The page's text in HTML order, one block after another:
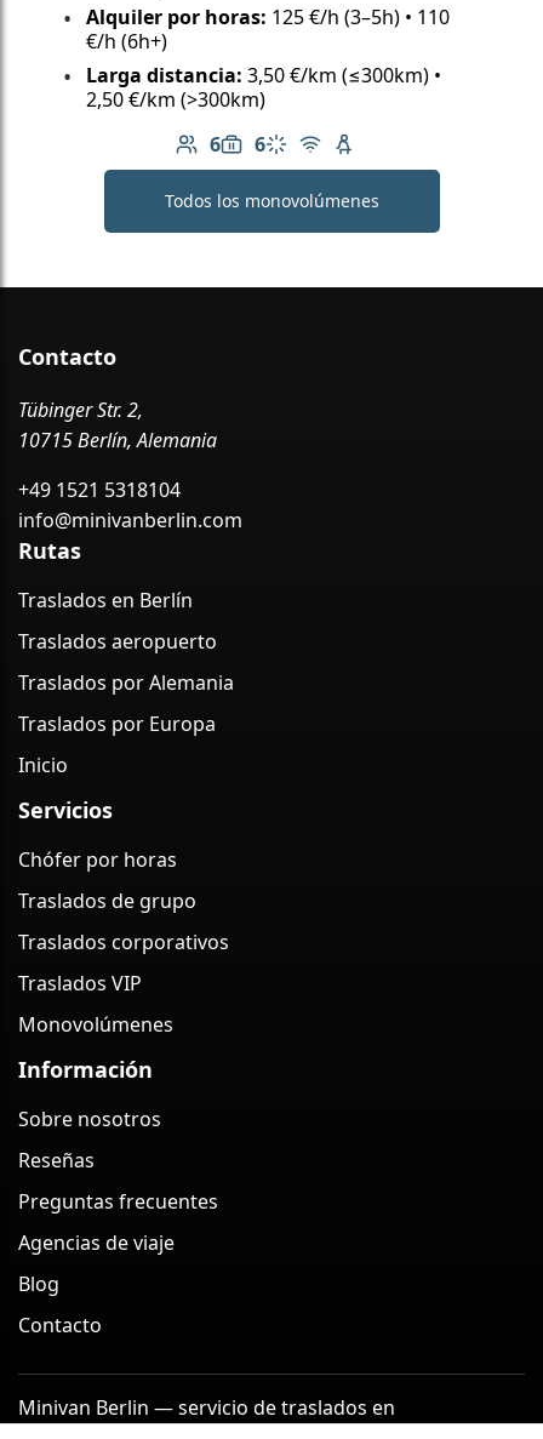
Alquiler por horas: 125 €/h (3–5h) • 110
€/h (6h+)
Larga distancia: 3,50 €/km (≤300km) •
2,50 €/km (>300km)
6
Número de pasajeros: 6
6
Capacidad de equipaje: 6
Aire acondicionado
Wi-Fi gratuito
Asiento infantil
Todos los monovolúmenes
Contacto
Tübinger Str. 2,
10715 Berlín, Alemania
+49 1521 5318104
info@minivanberlin.com
Rutas
Traslados en Berlín
Traslados aeropuerto
Traslados por Alemania
Traslados por Europa
Inicio
Servicios
Chófer por horas
Traslados de grupo
Traslados corporativos
Traslados VIP
Monovolúmenes
Información
Sobre nosotros
Reseñas
Preguntas frecuentes
Agencias de viaje
Blog
Contacto
Minivan Berlin — servicio de traslados en